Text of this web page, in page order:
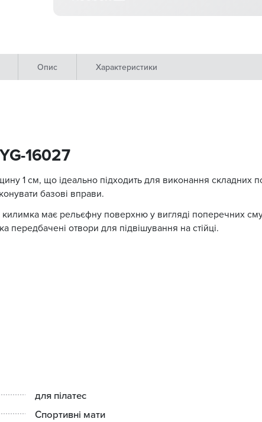
Опис Характеристики
16027
1 см, що ідеально підходить для виконання складних
базові вправи.
килимка має рельєфну поверхню у вигляді поперечних
отвори для підвішування на стійці.
для пілатес
Спортивні мати